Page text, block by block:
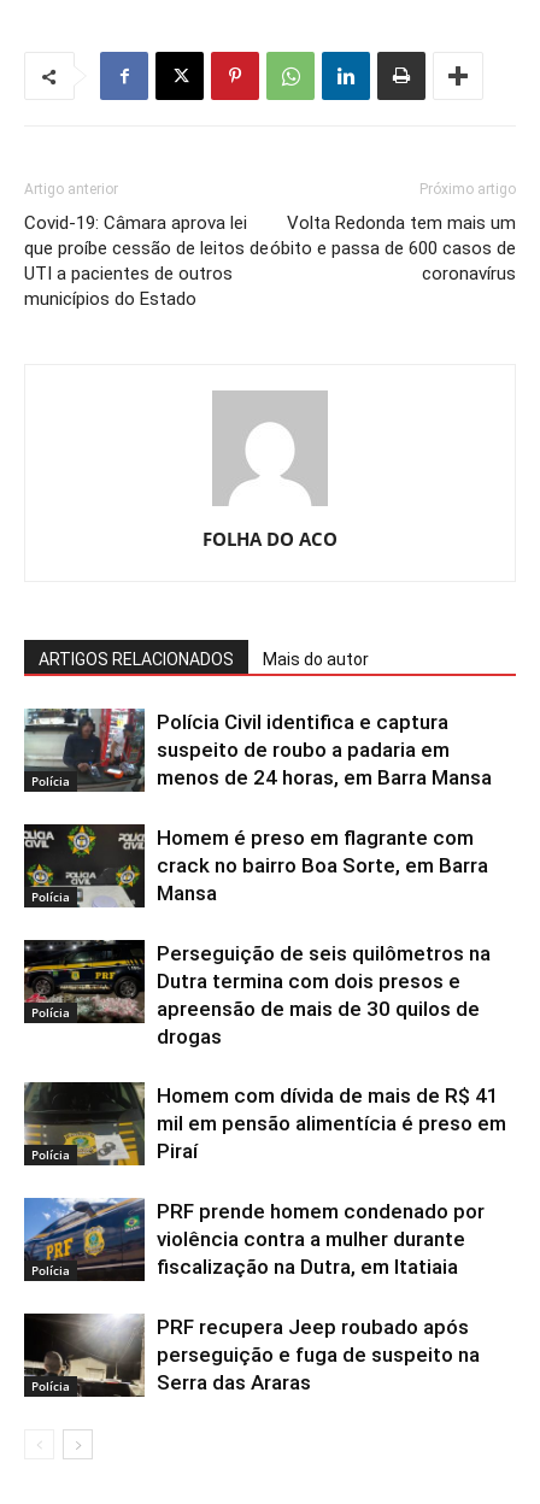
Artigo anterior
Covid-19: Câmara aprova lei
que proíbe cessão de leitos de
UTI a pacientes de outros
municípios do Estado
Próximo artigo
Volta Redonda tem mais um
óbito e passa de 600 casos de
coronavírus
FOLHA DO ACO
ARTIGOS RELACIONADOS Mais do autor
Polícia
Polícia Civil identifica e captura
suspeito de roubo a padaria em
menos de 24 horas, em Barra Mansa
Polícia
Homem é preso em flagrante com
crack no bairro Boa Sorte, em Barra
Mansa
Polícia
Perseguição de seis quilômetros na
Dutra termina com dois presos e
apreensão de mais de 30 quilos de
drogas
Polícia
Homem com dívida de mais de R$ 41
mil em pensão alimentícia é preso em
Piraí
Polícia
PRF prende homem condenado por
violência contra a mulher durante
fiscalização na Dutra, em Itatiaia
Polícia
PRF recupera Jeep roubado após
perseguição e fuga de suspeito na
Serra das Araras